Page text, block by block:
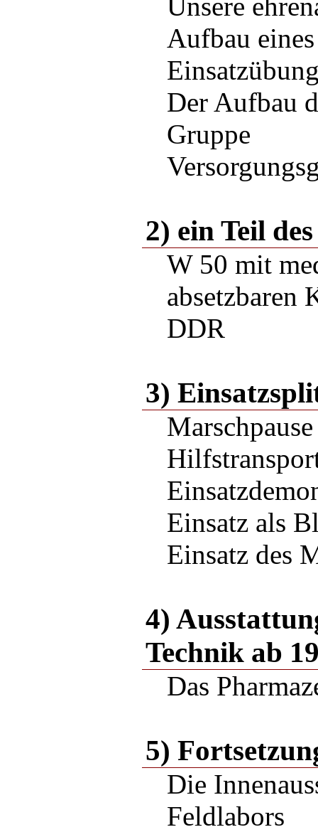
Aufbau
Der Aufbau
Gruppe
2) ein Teil
W 50 mit
absetzbaren
DDR
3)
Marschpause
Einsatz als
Einsatz des
4)
Technik ab
Das
5)
Die
Feldlabors